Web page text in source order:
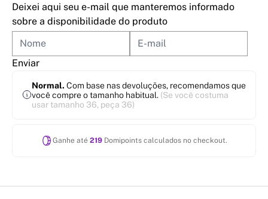
Deixei aqui seu e-mail que manteremos informado
sobre a disponibilidade do produto
Enviar
Normal. Com base nas devoluções, recomendamos que
você compre o tamanho habitual. (Se você costuma
usar tamanho 36, peça 36)
Ganhe até 219 Domipoints calculados no checkout.